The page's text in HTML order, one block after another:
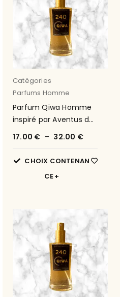
Catégories
Parfums Homme
Parfum Qiwa Homme
inspiré par Aventus de
Creed 42
17.00 € – 32.00 €
CHOIX CONTENAN
CE